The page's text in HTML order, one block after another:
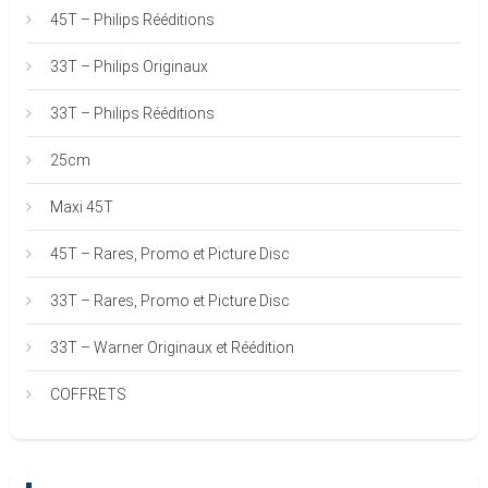
45T – Philips Rééditions
33T – Philips Originaux
33T – Philips Rééditions
25cm
Maxi 45T
45T – Rares, Promo et Picture Disc
33T – Rares, Promo et Picture Disc
33T – Warner Originaux et Réédition
COFFRETS